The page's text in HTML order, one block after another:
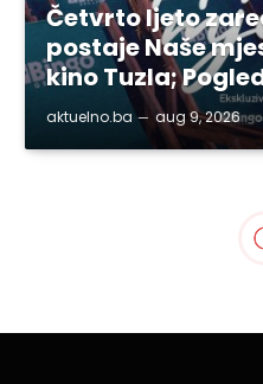
Četvrto ljeto
postaje Naše
kino Tuzla;
aktuelno.ba aug 9, 2026
U Tuzli